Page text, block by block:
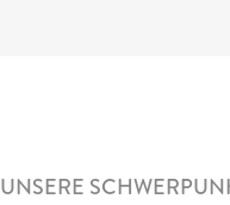
UNSERE